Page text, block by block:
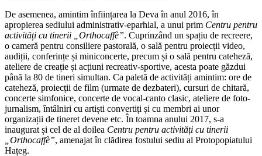
De asemenea, amintim înființarea la Deva în anul 2016, în
apropierea sediului administrativ-eparhial, a unui prim Centru pentru
activități cu tinerii
„Orthocaffè”. Cuprinzând un spațiu de recreere,
o cameră pentru consiliere pastorală, o sală pentru proiecții video,
audiții, conferințe și miniconcerte, precum și o sală pentru cateheză,
ateliere de creație și acțiuni recreativ-sportive, acesta poate găzdui
până la 80 de tineri simultan. Ca paletă de activități amintim: ore de
cateheză, proiecții de film (urmate de dezbateri), cursuri de chitară,
concerte simfonice, concerte de vocal-canto clasic, ateliere de foto-
jurnalism, întâlniri cu artiști convertiți și cu membri ai unor
organizații de tineret devene etc. În toamna anului 2017, s-a
inaugurat și cel de al doilea Centru pentru activități cu tinerii
„Orthocaffè”, amenajat în clădirea fostului sediu al Protopopiatului
Hațeg.